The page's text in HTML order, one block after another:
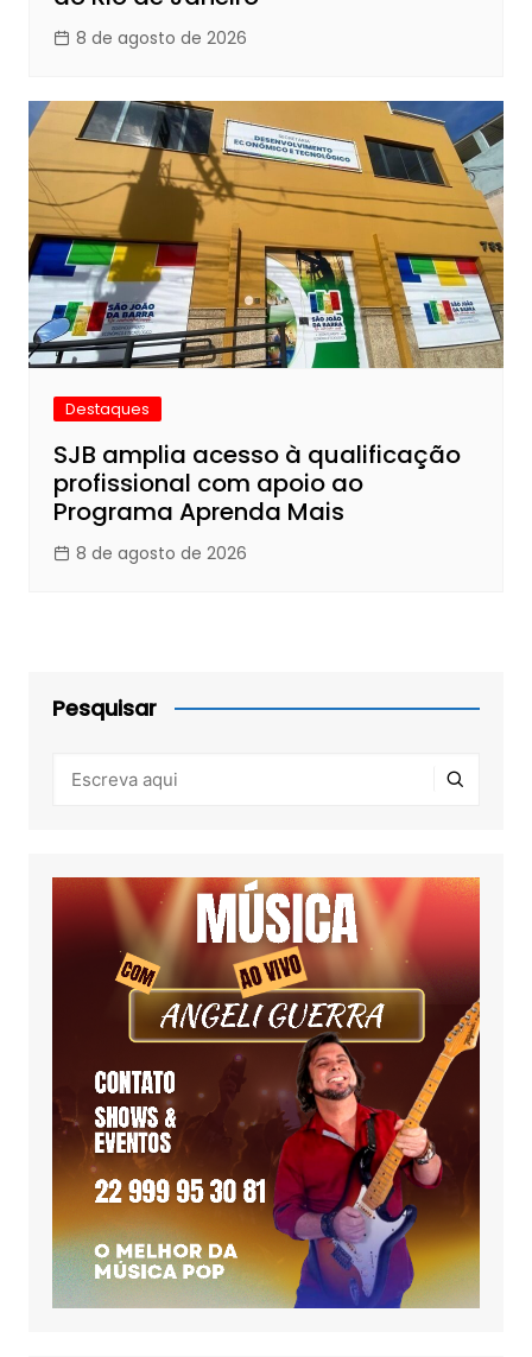
8 de agosto de 2026
Destaques
SJB amplia acesso à qualificação
profissional com apoio ao
Programa Aprenda Mais
8 de agosto de 2026
Pesquisar